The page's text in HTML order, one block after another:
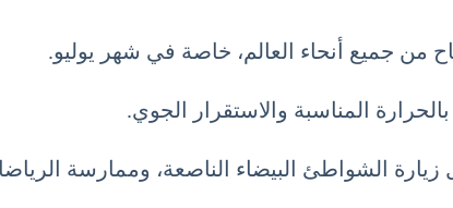
من جميع أنحاء العالم، خاصة في شهر يوليو.
المناسبة والاستقرار الجوي.
الشواطئ البيضاء الناصعة، وممارسة